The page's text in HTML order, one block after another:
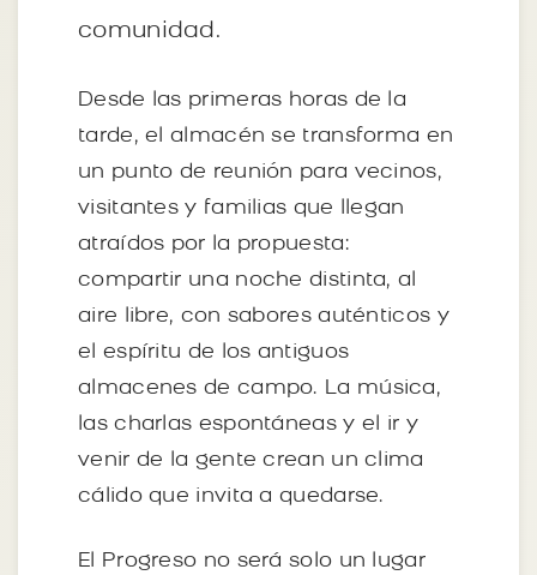
comunidad.
Desde las primeras horas de la
tarde, el almacén se transforma en
un punto de reunión para vecinos,
visitantes y familias que llegan
atraídos por la propuesta:
compartir una noche distinta, al
aire libre, con sabores auténticos y
el espíritu de los antiguos
almacenes de campo. La música,
las charlas espontáneas y el ir y
venir de la gente crean un clima
cálido que invita a quedarse.
El Progreso no será solo un lugar